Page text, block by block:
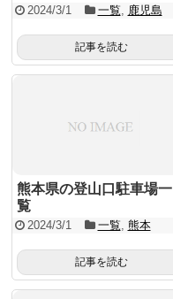
2024/3/1 一覧, 鹿児島
記事を読む
熊本県の登山口駐車場一
覧
2024/3/1 一覧, 熊本
記事を読む